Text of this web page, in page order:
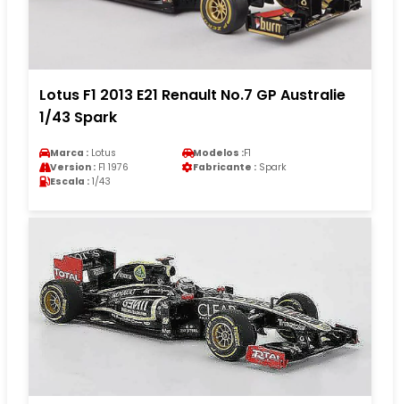
Lotus F1 2013 E21 Renault No.7 GP Australie
1/43 Spark
Marca : Lotus Modelos :F1
Version : F1 1976 Fabricante : Spark
Escala : 1/43